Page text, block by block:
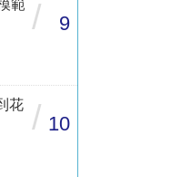
範 / 9
花 / 10